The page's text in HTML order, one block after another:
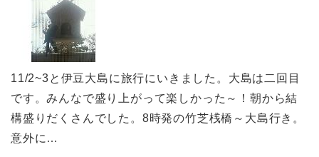
11/2~3と伊豆大島に旅行にいきました。大島は二回目
です。みんなで盛り上がって楽しかった～！朝から結
構盛りだくさんでした。8時発の竹芝桟橋～大島行き。
意外に…